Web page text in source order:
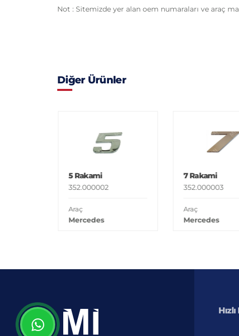
Not : Sitemizde yer alan oem numaraları ve araç
Diğer Ürünler
5 Rakami
352.000002
Araç
Mercedes
7 Rakami
352.000003
Araç
Mercedes